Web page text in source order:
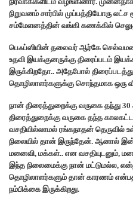
நிறுவனம் சார்பில் முப்பத்தியோரு லட்ச
சம்மேளனத்தின் வங்கி கணக்கில்
பெஃப்ஸியின் தலைவர் ஆர்கே
உதவி இயக்குனருக்கு திரைப்படம்
இருக்கிறதோ.. அதேபோல்
தொழிலாளர்களுக்கு சொந்தமாக ஒரு
நான் திரைத்துறைக்கு வருகை தந்து
திரைத்துறைக்கு வருகை தந்த
வசதியில்லாமல் ரங்கநாதன் தெருவில்
நிலையில் தான் இருந்தேன். ஆனால்
மனைவி, மக்கள்.. என வசதியுடனும்,
இந்த நிலைமைக்கு நான் மட்டுமல்ல,
தொழிலாளர்களும் தான் காரணம்
நம்பிக்கை இருக்கிறது.